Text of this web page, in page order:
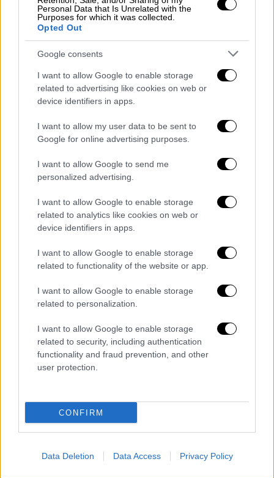
Personal Data that Is Unrelated with the
Purposes for which it was collected.
Opted Out
Google consents
I want to allow Google to enable storage
related to advertising like cookies on web or
device identifiers in apps.
I want to allow my user data to be sent to
Google for online advertising purposes.
I want to allow Google to send me
personalized advertising.
I want to allow Google to enable storage
related to analytics like cookies on web or
device identifiers in apps.
I want to allow Google to enable storage
related to functionality of the website or app.
I want to allow Google to enable storage
related to personalization.
I want to allow Google to enable storage
related to security, including authentication
functionality and fraud prevention, and other
user protection.
CONFIRM
Data Deletion Data Access Privacy Policy
δημοτική μουσική τουΔήμου Πατρέωνπου
παιάνιζε καρναβαλικούς ρυθμούς και τις
μαζορέτες, ενώ ακολούθησαν τα άρματα, του
καρναβαλικού εργαστηρίου.
video
Καρνάβαλος», το άρμα με την «Βασίλισσα»
του πατρινού καρναβαλιού 2024, Γεωργία
Σακκά, το άνθινο άρμα με τα 30.000
γαρύφαλλα, το «Smile» εμπνευσμένο από τον
παλαιό βωβό κινηματογράφο, οι «Χορευτές
του Τσίρκου», ο «Τζον Λένον» με τα παιδιά
των λουλουδιών και της ειρήνης, καθώς και
τα άρματα του καρναβαλιού των μικρών,
φαντασία», «Καρουσέλ», «Φεγγάρι»,
«Σκυλάκι», «Σαρανταποδαρούσα», «Inguana»
και «Τσίρκο».